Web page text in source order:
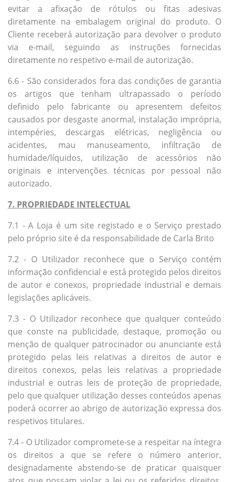
evitar a afixação de rótulos ou fitas adesivas
diretamente na embalagem original do produto. O
Cliente receberá autorização para devolver o produto
via e-mail, seguindo as instruções fornecidas
diretamente no respetivo e-mail de autorização.
6.6 - São considerados fora das condições de garantia
os artigos que tenham ultrapassado o período
definido pelo fabricante ou apresentem defeitos
causados por desgaste anormal, instalação imprópria,
intempéries, descargas elétricas, negligência ou
acidentes, mau manuseamento, infiltração de
humidade/líquidos, utilização de acessórios não
originais e intervenções técnicas por pessoal não
autorizado.
7. PROPRIEDADE INTELECTUAL
7.1 - A Loja é um site registado e o Serviço prestado
pelo próprio site é da responsabilidade de Carla Brito
7.2 - O Utilizador reconhece que o Serviço contém
informação confidencial e está protegido pelos direitos
de autor e conexos, propriedade industrial e demais
legislações aplicáveis.
7.3 - O Utilizador reconhece que qualquer conteúdo
que conste na publicidade, destaque, promoção ou
menção de qualquer patrocinador ou anunciante está
protegido pelas leis relativas a direitos de autor e
direitos conexos, pelas leis relativas a propriedade
industrial e outras leis de proteção de propriedade,
pelo que qualquer utilização desses conteúdos apenas
poderá ocorrer ao abrigo de autorização expressa dos
respetivos titulares.
7.4 - O Utilizador compromete-se a respeitar na íntegra
os direitos a que se refere o número anterior,
designadamente abstendo-se de praticar quaisquer